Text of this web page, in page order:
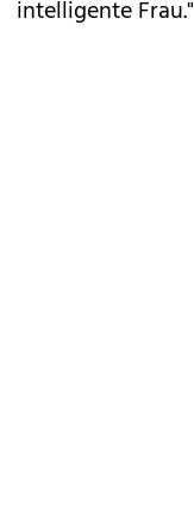
intelligente Frau."